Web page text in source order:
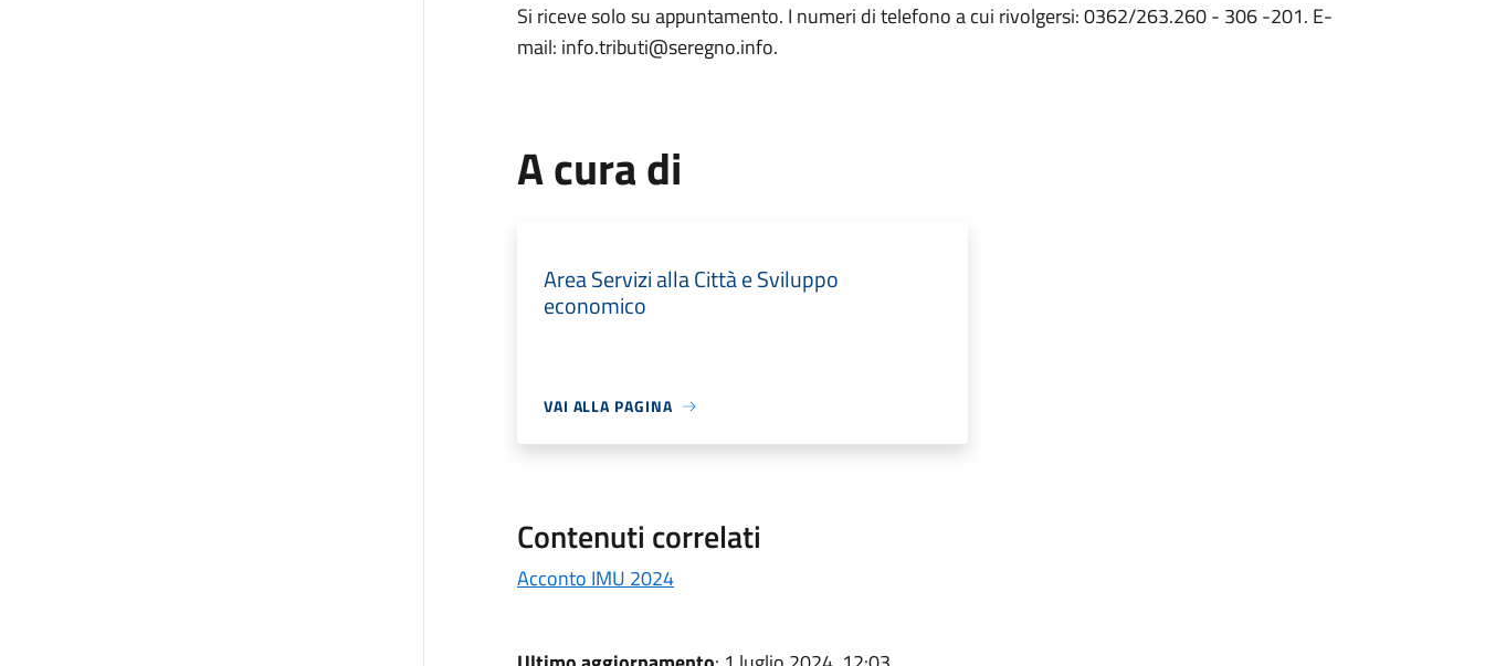
Si riceve solo su appuntamento. I numeri di telefono a cui rivolgersi: 0362/263.260 - 306 -201. E-
mail: info.tributi@seregno.info.
A cura di
Area Servizi alla Città e Sviluppo
economico
VAI ALLA PAGINA
Contenuti correlati
Acconto IMU 2024